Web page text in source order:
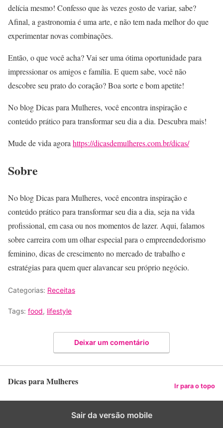
delícia mesmo! Confesso que às vezes gosto de variar, sabe?
Afinal, a gastronomia é uma arte, e não tem nada melhor do que
experimentar novas combinações.
Então, o que você acha? Vai ser uma ótima oportunidade para
impressionar os amigos e família. E quem sabe, você não
descobre seu prato do coração? Boa sorte e bom apetite!
No blog Dicas para Mulheres, você encontra inspiração e
conteúdo prático para transformar seu dia a dia. Descubra mais!
Mude de vida agorahttps://dicasdemulheres.com.br/dicas/
Sobre
No blog Dicas para Mulheres, você encontra inspiração e
conteúdo prático para transformar seu dia a dia, seja na vida
profissional, em casa ou nos momentos de lazer. Aqui, falamos
sobre carreira com um olhar especial para o empreendedorismo
feminino, dicas de crescimento no mercado de trabalho e
estratégias para quem quer alavancar seu próprio negócio.
Categorias: Receitas
Tags: food, lifestyle
Deixar um comentário
Dicas para Mulheres Ir para o topo
Sair da versão mobile